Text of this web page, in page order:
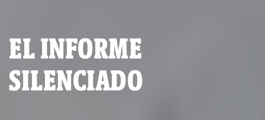
EL INFORME
SILENCIADO